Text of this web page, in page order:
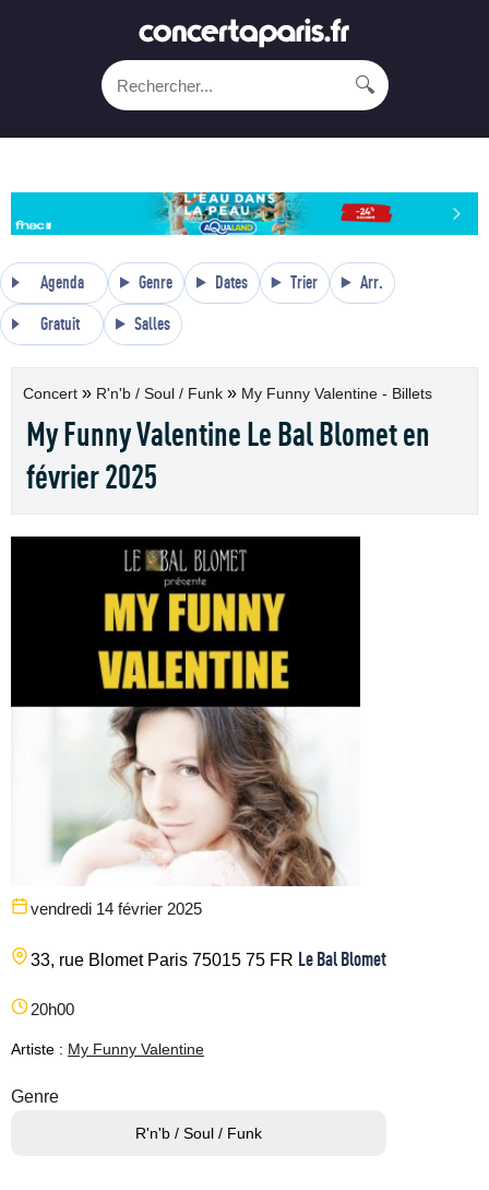
🔍
Agenda Genre Dates Trier Arr.
Gratuit Salles
Concert » R'n'b / Soul / Funk » My Funny Valentine - Billets
My Funny Valentine Le Bal Blomet en
février 2025
vendredi 14 février 2025
33, rue Blomet Paris 75015 75 FR Le Bal Blomet
20h00
Artiste : My Funny Valentine
Genre
R'n'b / Soul / Funk